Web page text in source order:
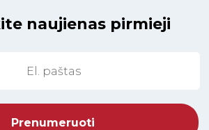
naujienas pirmieji